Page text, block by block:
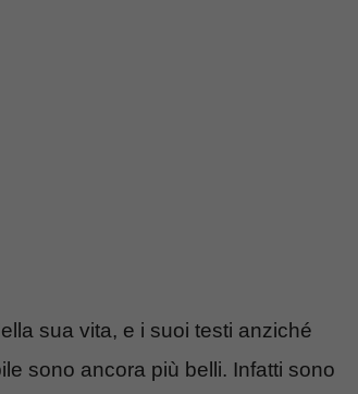
sua vita, e i suoi testi anziché
sono ancora più belli. Infatti sono